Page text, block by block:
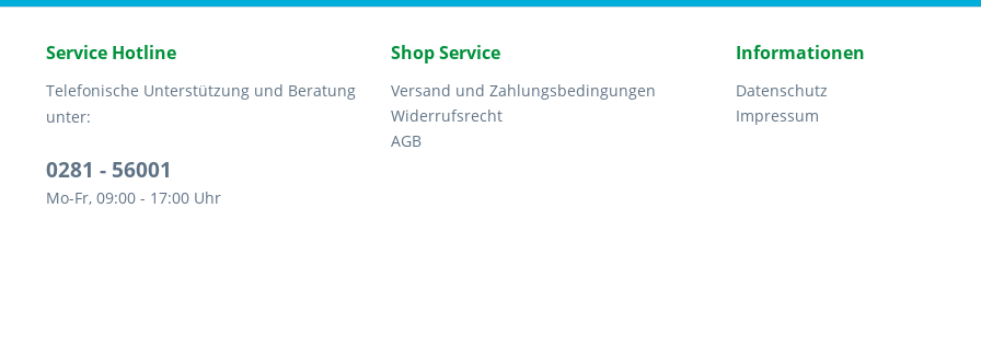
Service Hotline
Telefonische Unterstützung und Beratung
unter:
0281 - 56001
Mo-Fr, 09:00 - 17:00 Uhr
Shop Service
Versand und Zahlungsbedingungen
Widerrufsrecht
AGB
Informationen
Datenschutz
Impressum